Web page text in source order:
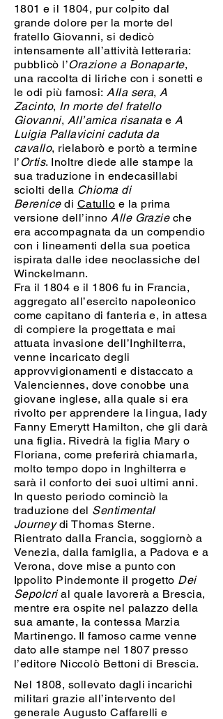
1801 e il 1804, pur colpito dal
grande dolore per la morte del
fratello Giovanni, si dedicò
intensamente all’attività letteraria:
pubblicò l’Orazione a Bonaparte,
una raccolta di liriche con i sonetti e
le odi più famosi:Alla sera,A
Zacinto, In morte del fratello
Giovanni, All’amica risanatae A
Luigia Pallavicini caduta da
cavallo, rielaborò e portò a termine
l’Ortis. Inoltre diede alle stampe la
sua traduzione in endecasillabi
sciolti della Chioma di
Berenicedi Catullo e la prima
versione dell’innoAlle Grazieche
era accompagnata da un compendio
con i lineamenti della sua poetica
ispirata dalle idee neoclassiche del
Winckelmann.
Fra il 1804 e il 1806 fu in Francia,
aggregato all’esercito napoleonico
come capitano di fanteria e, in attesa
di compiere la progettata e mai
attuata invasione dell’Inghilterra,
venne incaricato degli
approvvigionamenti e distaccato a
Valenciennes, dove conobbe una
giovane inglese, alla quale si era
rivolto per apprendere la lingua, lady
Fanny Emerytt Hamilton, che gli darà
una figlia. Rivedrà la figlia Mary o
Floriana, come preferirà chiamarla,
molto tempo dopo in Inghilterra e
sarà il conforto dei suoi ultimi anni.
In questo periodo cominciò la
traduzione del Sentimental
Journeydi Thomas Sterne.
Rientrato dalla Francia, soggiornò a
Venezia, dalla famiglia, a Padova e a
Verona, dove mise a punto con
Ippolito Pindemonte il progetto Dei
Sepolcrial quale lavorerà a Brescia,
mentre era ospite nel palazzo della
sua amante, la contessa Marzia
Martinengo. Il famoso carme venne
dato alle stampe nel 1807 presso
l’editore Niccolò Bettoni di Brescia.
Nel 1808, sollevato dagli incarichi
militari grazie all’intervento del
generale Augusto Caffarelli e